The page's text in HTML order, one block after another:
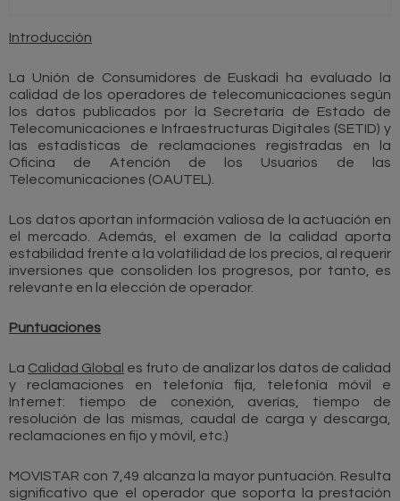
Introducción
La Unión de Consumidores de Euskadi ha evaluado la
calidad de los operadores de telecomunicaciones según
los datos publicados por la Secretaría de Estado de
Telecomunicaciones e Infraestructuras Digitales (SETID) y
las estadísticas de reclamaciones registradas en la
Oficina de Atención de los Usuarios de las
Telecomunicaciones (OAUTEL).
Los datos aportan información valiosa de la actuación en
el mercado. Además, el examen de la calidad aporta
estabilidad frente a la volatilidad de los precios, al requerir
inversiones que consoliden los progresos, por tanto, es
relevante en la elección de operador.
Puntuaciones
La Calidad Global es fruto de analizar los datos de calidad
y reclamaciones en telefonía fija, telefonía móvil e
Internet: tiempo de conexión, averías, tiempo de
resolución de las mismas, caudal de carga y descarga,
reclamaciones en fijo y móvil, etc.)
MOVISTAR con 7,49 alcanza la mayor puntuación. Resulta
significativo que el operador que soporta la prestación